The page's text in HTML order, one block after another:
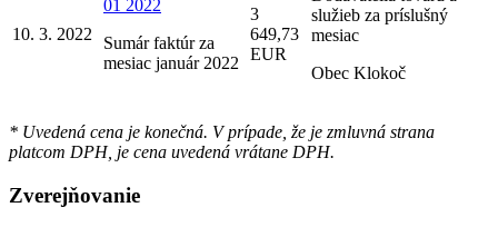
10. 3. 2022
01 2022
Sumár faktúr za
mesiac január 2022
3
649,73
EUR
služieb za príslušný
mesiac
Obec Klokoč
* Uvedená cena je konečná. V prípade, že je zmluvná strana
platcom DPH, je cena uvedená vrátane DPH.
Zverejňovanie